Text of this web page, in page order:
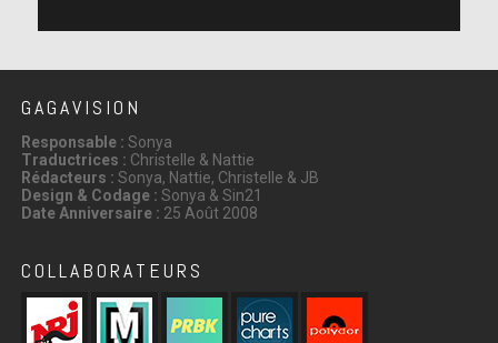
GAGAVISION
Responsable : Sonya
Traductrices : Christelle & Nattie
Rédacteurs : Sonya, Nattie, Christelle & JB
Design & Codage : Sonya & Sin21
Date Anniversaire : 25 Août 2008
COLLABORATEURS